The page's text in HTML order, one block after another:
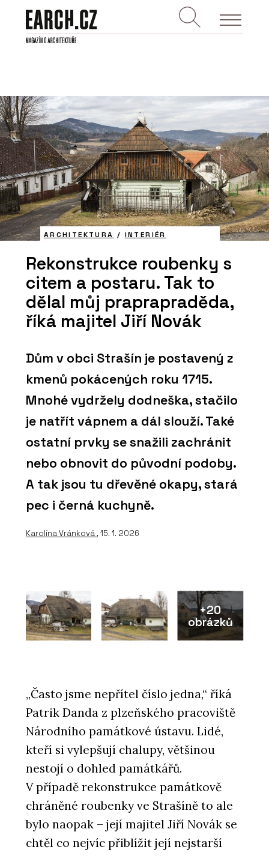
ARCHITEKTURA / INTERIÉR
Rekonstrukce roubenky s
citem a postaru. Tak to
dělal můj praprapraděda,
říká majitel Jiří Novák
Dům v obci Strašín je postavený z
kmenů pokácených roku 1715.
Mnohé vydržely dodneška, stačilo
je natřít vápnem a dál slouží. Také
ostatní prvky se snažili zachránit
nebo obnovit do původní podoby.
A tak jsou tu dřevěné okapy, stará
pec i černá kuchyně.
Karolína Vránková, 15. 1. 2026
+20
obrázků
„Často jsme nepřítel číslo jedna,“ říká
Patrik Danda z plzeňského pracoviště
Národního památkové ústavu. Lidé,
kteří si vylepšují chalupy, většinou
nestojí o dohled památkářů.
V případě rekonstrukce památkově
chráněné roubenky ve Strašíně to ale
bylo naopak – její majitel Jiří Novák se
chtěl co nejvíc přiblížit její nejstarší